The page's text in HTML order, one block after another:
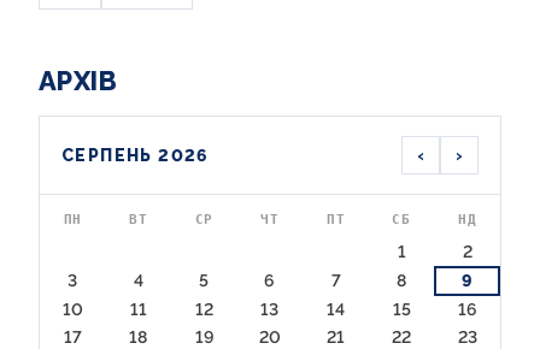
АРХІВ
СЕРПЕНЬ 2026 ‹ ›
ПН ВТ СР ЧТ ПТ СБ НД
1
2
3
4 5 6 7 8
9
10
11 12 13 14 15
16
17
18 19 20 21 22
23